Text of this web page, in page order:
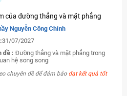
của đường thẳng và mặt phẳng
Nguyễn Công Chính
31/07/2027
đề : Đường thẳng và mặt phẳng trong
hệ song song
chuyên đề để đảm bảo đạt kết quả tốt